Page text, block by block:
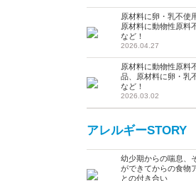
原材料に卵・乳不使
原材料に動物性原料
など！
2026.04.27
原材料に動物性原料
品、原材料に卵・乳
など！
2026.03.02
アレルギーSTORY
幼少期からの喘息、
ができてからの食物
との付き合い